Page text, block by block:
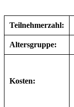
Teilnehmerzahl:
Altersgruppe:
Kosten: